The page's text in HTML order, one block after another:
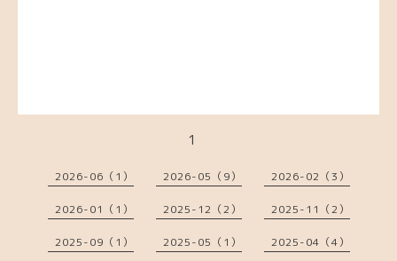
1
2026-06（1） 2026-05（9） 2026-02（3）
2026-01（1） 2025-12（2） 2025-11（2）
2025-09（1） 2025-05（1） 2025-04（4）